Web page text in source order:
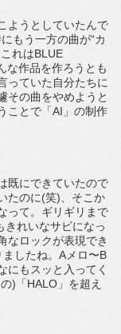
ようとしていたんで
もう一方の曲が“カ
れはBLUE
な作品を作ろうとも
っていた自分たちに
その曲をやめようと
ことで「AI」の制作
既にできていたので
たのに(笑)、そこか
って。ギリギリまで
きれいなサビになっ
なロックが表現でき
したね。Aメロ〜B
にもスッと入ってく
)「HALO」を超え